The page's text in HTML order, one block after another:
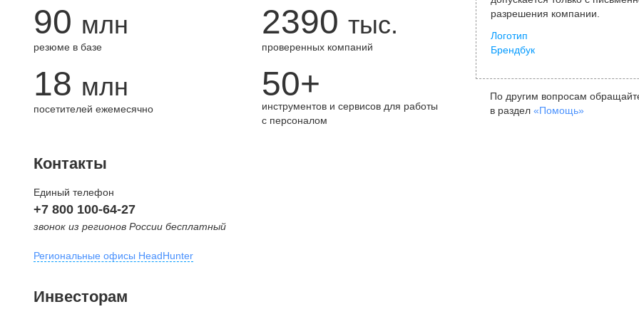
90 млн
резюме в базе
2390 тыс.
проверенных компаний
18 млн
посетителей ежемесячно
50+
инструментов и сервисов для работы
с персоналом
разрешения компании.
Логотип
Брендбук
По другим вопросам
в раздел «Помощь»
Контакты
Единый телефон
+7 800 100-64-27
звонок из регионов России бесплатный
Региональные офисы HeadHunter
внутригородская территория
Инвесторам